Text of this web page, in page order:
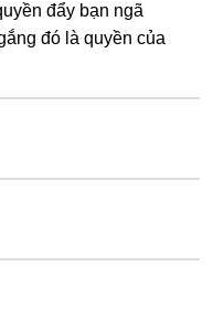
đẩy bạn ngã
đó là quyền của